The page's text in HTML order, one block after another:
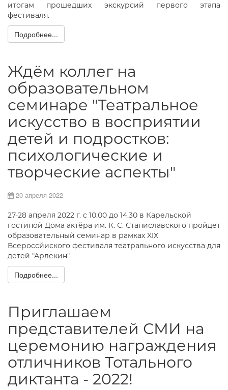
итогам прошедших экскурсий первого этапа
фестиваля.
Подробнее...
Ждём коллег на
образовательном
семинаре "Театральное
искусство в восприятии
детей и подростков:
психологические и
творческие аспекты"
20 апреля 2022
27-28 апреля 2022 г. с 10.00 до 14.30 в Карельской
гостиной Дома актёра им. К. С. Станиславского пройдет
образовательный семинар в рамках XIX
Всероссйиского фестиваля театрального искусства для
детей "Арлекин".
Подробнее...
Приглашаем
представителей СМИ на
церемонию награждения
отличников Тотального
диктанта - 2022!